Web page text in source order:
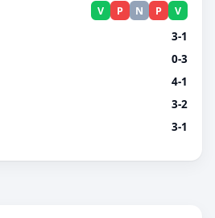
V P N P V
3-1
0-3
4-1
3-2
3-1